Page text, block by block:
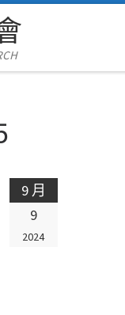
9 月
9
2024